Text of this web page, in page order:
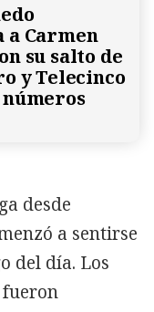
a Carmen
su salto de
y Telecinco
desde
a sentirse
del día. Los